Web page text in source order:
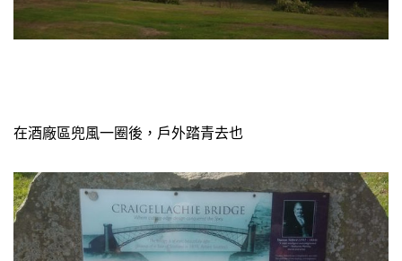
在酒廠區兜風一圈後，戶外踏青去也